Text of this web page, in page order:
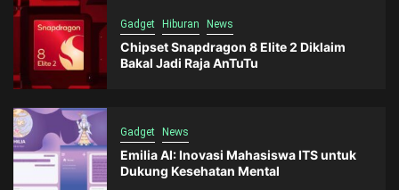
Gadget Hiburan News
Chipset Snapdragon 8 Elite 2 Diklaim
Bakal Jadi Raja AnTuTu
Gadget News
Emilia AI: Inovasi Mahasiswa ITS untuk
Dukung Kesehatan Mental